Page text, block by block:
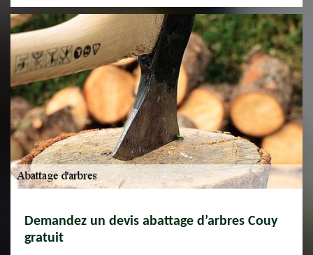
Demandez un devis abattage d’arbres Couy
gratuit